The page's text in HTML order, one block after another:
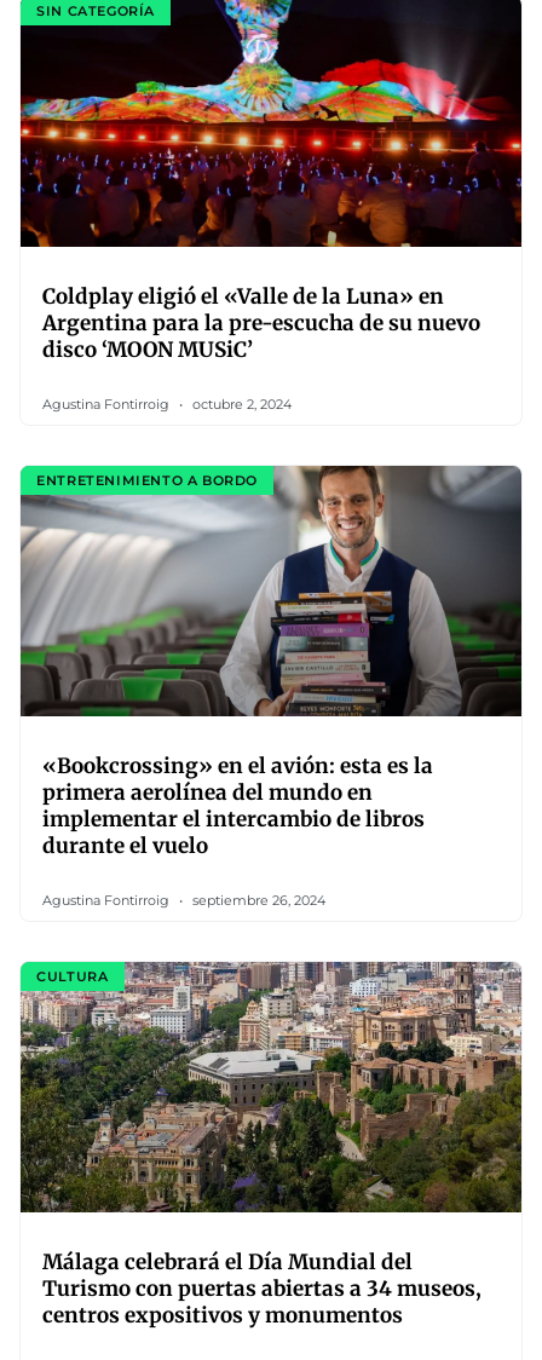
SIN CATEGORÍA
Coldplay eligió el «Valle de la Luna» en
Argentina para la pre-escucha de su nuevo
disco ‘MOON MUSiC’
Agustina Fontirroig octubre 2, 2024
ENTRETENIMIENTO A BORDO
«Bookcrossing» en el avión: esta es la
primera aerolínea del mundo en
implementar el intercambio de libros
durante el vuelo
Agustina Fontirroig septiembre 26, 2024
CULTURA
Málaga celebrará el Día Mundial del
Turismo con puertas abiertas a 34 museos,
centros expositivos y monumentos